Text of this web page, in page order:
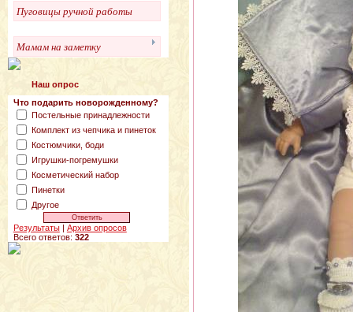
Пуговицы ручной работы
Мамам на заметку
Наш опрос
Что подарить новорожденному?
Постельные принадлежности
Комплект из чепчика и пинеток
Костюмчики, боди
Игрушки-погремушки
Косметический набор
Пинетки
Другое
Результаты| Архив опросов
Всего ответов: 322